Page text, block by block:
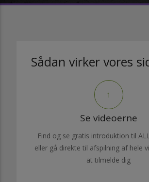
Sådan virker vores
1
Se videoerne
Find og se gratis introduktion til
eller gå direkte til afspilning af hele
at tilmelde dig